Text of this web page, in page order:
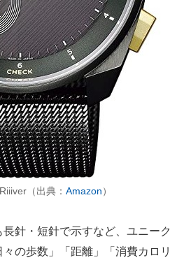
（出典： Amazon）
針・短針で示すなど、ユニーク
の歩数」「距離」「消費カロリ